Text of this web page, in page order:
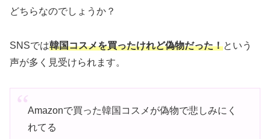
どちらなのでしょうか？
SNSでは韓国コスメを買ったけれど偽物だった！という
声が多く見受けられます。
Amazonで買った韓国コスメが偽物で悲しみにく
れてる